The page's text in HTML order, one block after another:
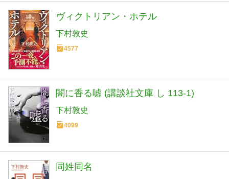
ヴィクトリアン・ホテル
下村敦史
4577
闇に香る嘘 (講談社文庫 し 113-1)
下村敦史
4099
同姓同名